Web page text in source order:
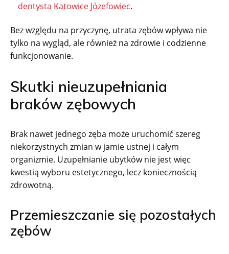
dentysta Katowice Józefowiec.
Bez względu na przyczynę, utrata zębów wpływa nie
tylko na wygląd, ale również na zdrowie i codzienne
funkcjonowanie.
Skutki nieuzupełniania
braków zębowych
Brak nawet jednego zęba może uruchomić szereg
niekorzystnych zmian w jamie ustnej i całym
organizmie. Uzupełnianie ubytków nie jest więc
kwestią wyboru estetycznego, lecz koniecznością
zdrowotną.
Przemieszczanie się pozostałych
zębów